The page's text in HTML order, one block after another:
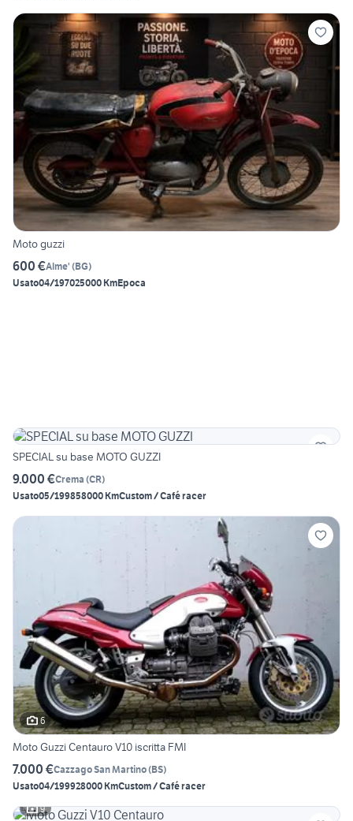
Moto guzzi
600 €Alme' (BG)
Usato04/197025000 KmEpoca
SPECIAL su base MOTO GUZZI
9.000 €Crema (CR)
Usato05/199858000 KmCustom / Café racer
6
Moto Guzzi Centauro V10 iscritta FMI
7.000 €Cazzago San Martino(BS)
Usato04/199928000 KmCustom / Café racer
9